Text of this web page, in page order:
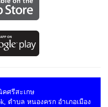
คศรีสะเกษ
ตำบล หนองครก อำเภอเมือง